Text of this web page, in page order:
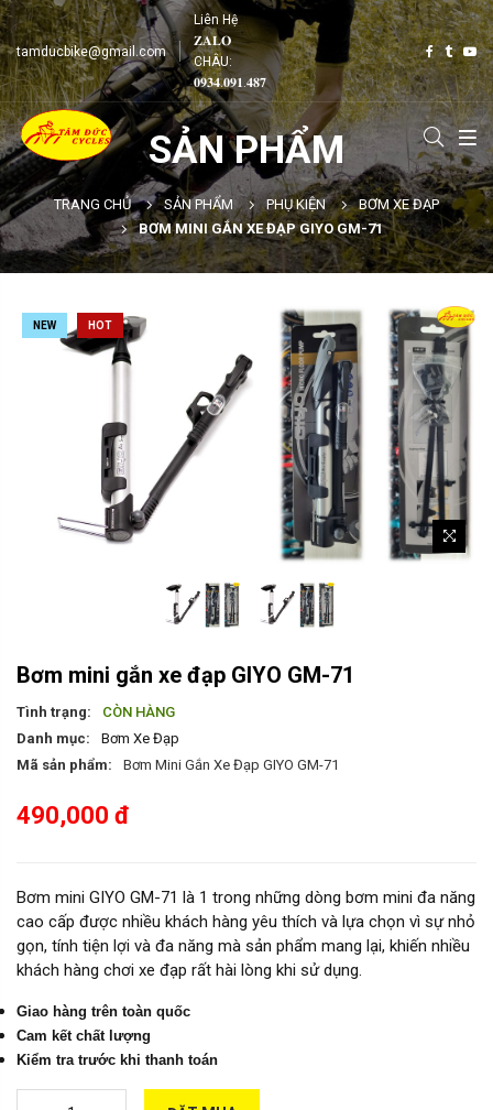
tamducbike@gmail.com
Liên Hệ
𝐙𝐀𝐋𝐎
CHÂU:
𝟎𝟗𝟑𝟒.𝟎𝟗𝟏.𝟒𝟖𝟕
SẢN PHẨM
TRANG CHỦ SẢN PHẨM PHỤ KIỆN
BƠM XE ĐẠP
BƠM MINI GẮN XE ĐẠP GIYO GM-71
NEW HOT
Bơm mini gắn xe đạp GIYO GM-71
Tình trạng:
CÒN HÀNG
Danh mục:
Bơm Xe Đạp
Mã sản phẩm:
Bơm Mini Gắn Xe Đạp GIYO GM-71
490,000 đ
Bơm mini GIYO GM-71 là 1 trong những dòng bơm mini đa năng
cao cấp được nhiều khách hàng yêu thích và lựa chọn vì sự nhỏ
gọn, tính tiện lợi và đa năng mà sản phẩm mang lại, khiến nhiều
khách hàng chơi xe đạp rất hài lòng khi sử dụng.
Giao hàng trên toàn quốc
Cam kết chất lượng
Kiểm tra trước khi thanh toán